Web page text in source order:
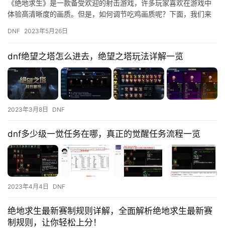
《绝地求生》是一款备受欢迎的射击游戏，许多玩家喜欢在游戏中
体验高清晰度的画质。但是，如何调节吃鸡画质呢？下面，我们来
我…
DNF 2023年5月26日
dnf绝望之塔怎么进去，绝望之塔玩法详解一览
2023年3月8日 DNF
dnf多少级一觉任务在哪，真正的觉醒任务流程一览
2023年4月4日 DNF
绝地求生最新赛制规则详解，全面解析绝地求生最新赛
制规则，让你轻松上分！